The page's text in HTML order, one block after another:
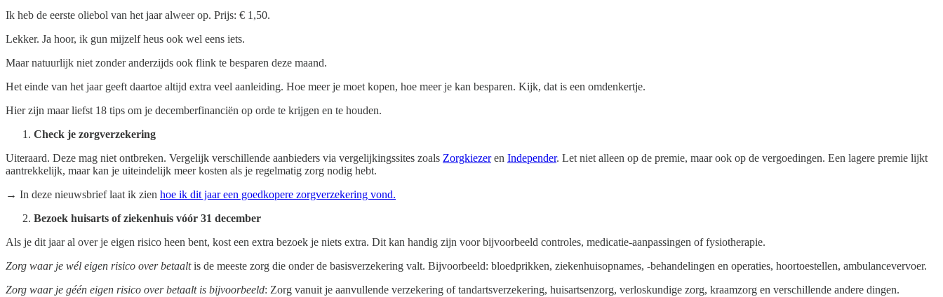
Ik heb de eerste oliebol van het jaar alweer op. Prijs: € 1,50.
Lekker. Ja hoor, ik gun mijzelf heus ook wel eens iets.
Maar natuurlijk niet zonder anderzijds ook flink te besparen deze maand.
Het einde van het jaar geeft daartoe altijd extra veel aanleiding. Hoe meer je moet kopen, hoe meer je kan besparen. Kijk, dat is een omdenkertje.
Hier zijn maar liefst 18 tips om je decemberfinanciën op orde te krijgen en te houden.
Check je zorgverzekering
Uiteraard. Deze mag niet ontbreken. Vergelijk verschillende aanbieders via vergelijkingssites zoals Zorgkiezeren Independer. Let niet alleen op de premie, maar ook op de vergoedingen. Een lagere premie lijkt
aantrekkelijk, maar kan je uiteindelijk meer kosten als je regelmatig zorg nodig hebt.
→ In deze nieuwsbrief laat ik zien hoe ik dit jaar een goedkopere zorgverzekering vond.
Bezoek huisarts of ziekenhuis vóór 31 december
Als je dit jaar al over je eigen risico heen bent, kost een extra bezoek je niets extra. Dit kan handig zijn voor bijvoorbeeld controles, medicatie-aanpassingen of fysiotherapie.
Zorg waar je wél eigen risico over betaaltis de meeste zorg die onder de basisverzekering valt. Bijvoorbeeld: bloedprikken, ziekenhuisopnames, -behandelingen en operaties, hoortoestellen, ambulancevervoer.
Zorg waar je géén eigen risico over betaalt is bijvoorbeeld: Zorg vanuit je aanvullende verzekering of tandartsverzekering, huisartsenzorg, verloskundige zorg, kraamzorg en verschillende andere dingen.